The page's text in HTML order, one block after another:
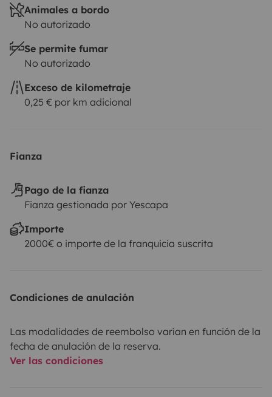
Animales a bordo
No autorizado
Se permite fumar
No autorizado
Exceso de kilometraje
0,25 € por km adicional
Fianza
Pago de la fianza
Fianza gestionada por Yescapa
Importe
2000€ o importe de la franquicia suscrita
Condiciones de anulación
Las modalidades de reembolso varían en función de la
fecha de anulación de la reserva.
Ver las condiciones